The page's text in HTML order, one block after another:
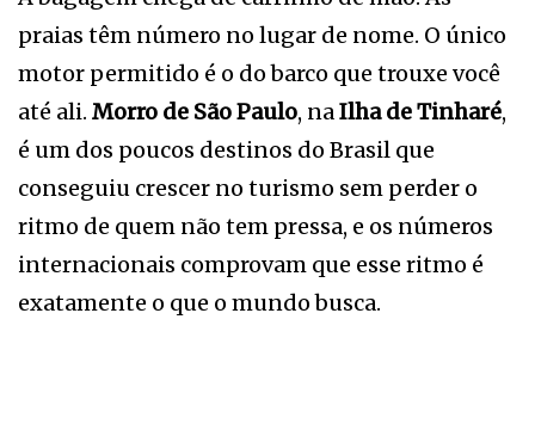
praias têm número no lugar de nome. O único
motor permitido é o do barco que trouxe você
até ali. Morro de São Paulo, naIlha de Tinharé,
é um dos poucos destinos do Brasil que
conseguiu crescer no turismo sem perder o
ritmo de quem não tem pressa, e os números
internacionais comprovam que esse ritmo é
exatamente o que o mundo busca.